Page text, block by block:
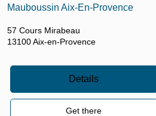
Mauboussin Aix-En-Provence
57 Cours Mirabeau
13100Aix-en-Provence
Details
Get there